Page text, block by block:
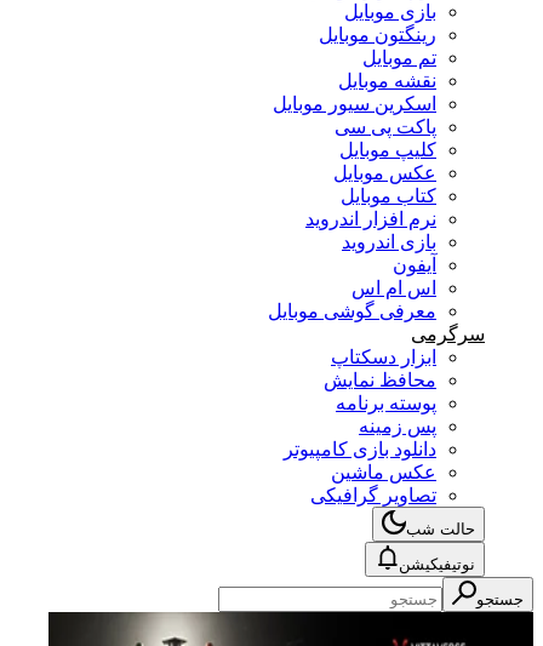
بازی موبایل
رینگتون موبایل
تم موبایل
نقشه موبایل
اسکرین سیور موبایل
پاکت پی سی
کلیپ موبایل
عکس موبایل
کتاب موبایل
نرم افزار اندروید
بازی اندروید
آیفون
اس ام اس
معرفی گوشی موبایل
سرگرمی
ابزار دسکتاپ
محافظ نمایش
پوسته برنامه
پس زمینه
دانلود بازی کامپیوتر
عکس ماشین
تصاویر گرافیکی
حالت شب
نوتیفیکیشن
جستجو